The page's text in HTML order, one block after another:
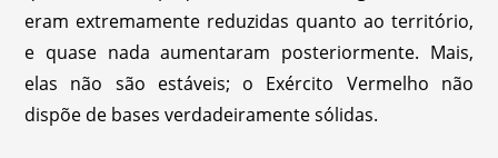
eram extremamente reduzidas quanto ao território,
e quase nada aumentaram posteriormente. Mais,
elas não são estáveis; o Exército Vermelho não
dispõe de bases verdadeiramente sólidas.